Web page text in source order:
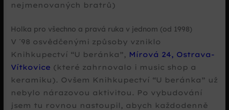
nejmenovaných bratrů)
Holka pro všechno a pravá ruka v jednom (od 1998)
V ´98 osvědčenými způsoby vzniklo
Knihkupectví “U beránka”, Mírová 24, Ostrava-
Vítkovice (které zahrnovalo i music shop a
keramiku). Ovšem Knihkupectví “U beránka” už
nebylo nárazovou aktivitou. Po vybudování
jsem tu rovnou nastoupil, abych každodenně